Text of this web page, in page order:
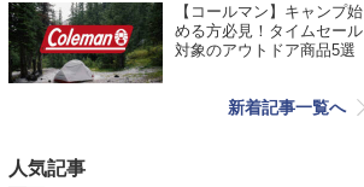
【コールマン】キャンプ始
める方必見！タイムセール
対象のアウトドア商品5選
新着記事一覧へ
人気記事